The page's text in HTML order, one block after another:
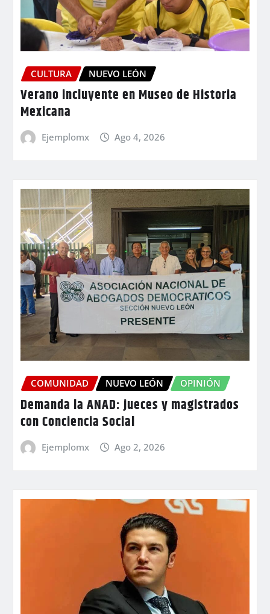
CULTURA NUEVO LEÓN
Verano incluyente en Museo de Historia
Mexicana
Ejemplomx Ago 4, 2026
COMUNIDAD NUEVO LEÓN OPINIÓN
Demanda la ANAD: jueces y magistrados
con Conciencia Social
Ejemplomx Ago 2, 2026